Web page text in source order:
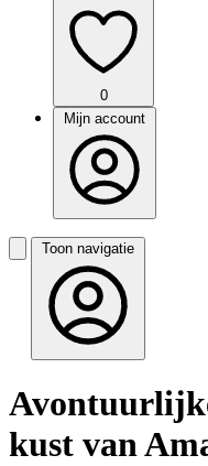
0
Mijn account
Toon navigatie
kust van